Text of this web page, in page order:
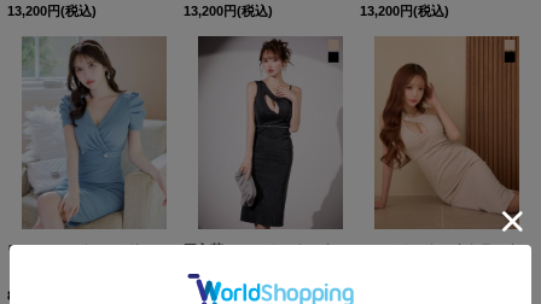
13,200円(税込) 13,200円(税込) 13,200円(税込)
ワッフルミディアムドレス/パフスリーブ/谷間見せ/背中隠し/タイト/ミニドレス/ワンピース/キャバドレス【S-Lサイズ/1カラー】[OF03] 【IM】
8,778
再入荷!アシメカットアウトラメタイトミディアムドレス/キャバドレス【S-Lサイズ/2カラー】[OF03]【IM】
9,900円(税込)
アシメカットアウトラメタイトミディアムドレス/キャバドレス【S-Lサイズ/2カラー】[OF03]【IM】